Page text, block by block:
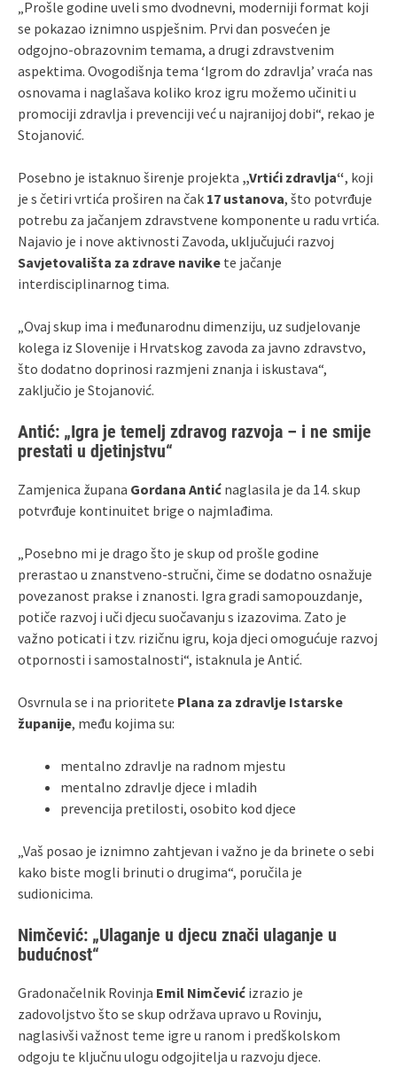
„Prošle godine uveli smo dvodnevni, moderniji format koji
se pokazao iznimno uspješnim. Prvi dan posvećen je
odgojno-obrazovnim temama, a drugi zdravstvenim
aspektima. Ovogodišnja tema ‘Igrom do zdravlja’ vraća nas
osnovama i naglašava koliko kroz igru možemo učiniti u
promociji zdravlja i prevenciji već u najranijoj dobi“, rekao je
Stojanović.
Posebno je istaknuo širenje projekta „Vrtići zdravlja“, koji
je s četiri vrtića proširen na čak 17 ustanova, što potvrđuje
potrebu za jačanjem zdravstvene komponente u radu vrtića.
Najavio je i nove aktivnosti Zavoda, uključujući razvoj
Savjetovališta za zdrave navike te jačanje
interdisciplinarnog tima.
„Ovaj skup ima i međunarodnu dimenziju, uz sudjelovanje
kolega iz Slovenije i Hrvatskog zavoda za javno zdravstvo,
što dodatno doprinosi razmjeni znanja i iskustava“,
zaključio je Stojanović.
Antić: „Igra je temelj zdravog razvoja – i ne smije
prestati u djetinjstvu“
Zamjenica župana Gordana Antić naglasila je da 14. skup
potvrđuje kontinuitet brige o najmlađima.
„Posebno mi je drago što je skup od prošle godine
prerastao u znanstveno-stručni, čime se dodatno osnažuje
povezanost prakse i znanosti. Igra gradi samopouzdanje,
potiče razvoj i uči djecu suočavanju s izazovima. Zato je
važno poticati i tzv. rizičnu igru, koja djeci omogućuje razvoj
otpornosti i samostalnosti“, istaknula je Antić.
Osvrnula se i na prioritete Plana za zdravlje Istarske
županije, među kojima su:
mentalno zdravlje na radnom mjestu
mentalno zdravlje djece i mladih
prevencija pretilosti, osobito kod djece
„Vaš posao je iznimno zahtjevan i važno je da brinete o sebi
kako biste mogli brinuti o drugima“, poručila je
sudionicima.
Nimčević: „Ulaganje u djecu znači ulaganje u
budućnost“
Gradonačelnik Rovinja Emil Nimčević izrazio je
zadovoljstvo što se skup održava upravo u Rovinju,
naglasivši važnost teme igre u ranom i predškolskom
odgoju te ključnu ulogu odgojitelja u razvoju djece.